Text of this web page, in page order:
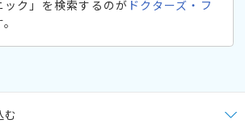
ック」を検索するのが ドクターズ・フ
む